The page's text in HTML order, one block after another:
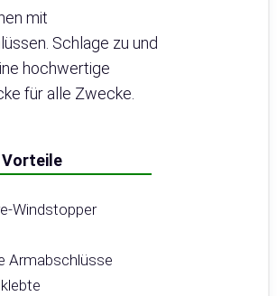
mit
Schlage zu und
hochwertige
für alle Zwecke.
Vorteile
Windstopper
Armabschlüsse